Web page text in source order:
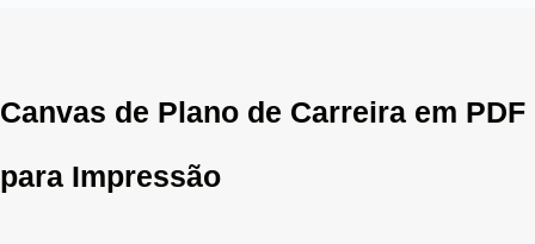
Canvas de Plano de Carreira em PDF
para Impressão